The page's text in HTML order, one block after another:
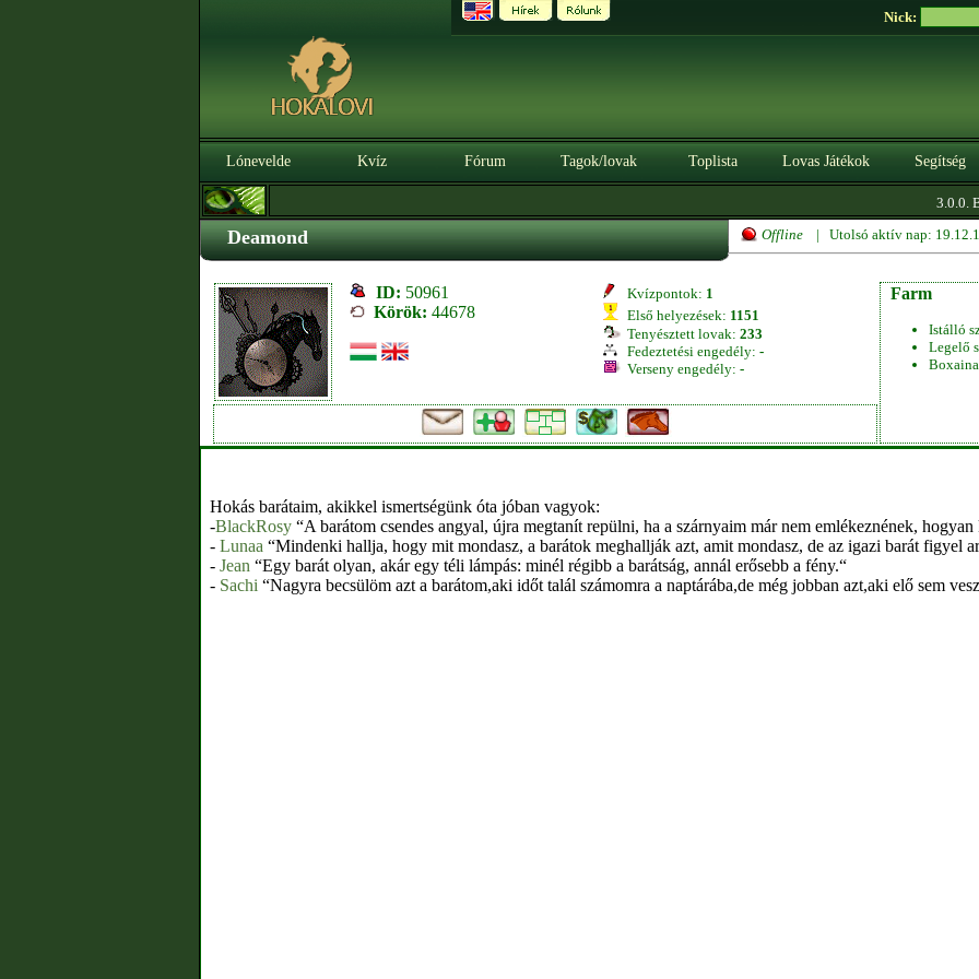
Nick:
Lónevelde Kvíz Fórum Tagok/lovak Toplista Lovas Játékok Segítség
3.0.0.
Deamond Offline | Utolsó aktív nap:
ID: 50961
Körök: 44678
Kvízpontok: 1
Első helyezések: 1151
Tenyésztett lovak: 233
Fedeztetési engedély: -
Verseny engedély: -
Farm
Istálló
Legelő